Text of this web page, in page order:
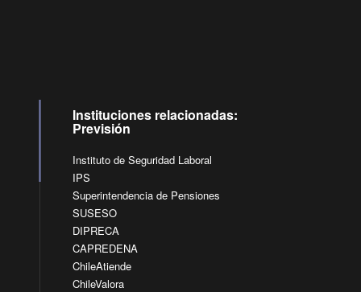
Instituciones relacionadas:
Previsión
Instituto de Seguridad Laboral
IPS
Superintendencia de Pensiones
SUSESO
DIPRECA
CAPREDENA
ChileAtiende
ChileValora